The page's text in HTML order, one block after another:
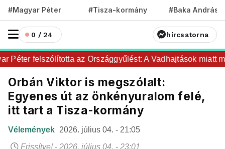
#Magyar Péter #Tisza-kormány #Baka András
0 / 24 hírcsatorna
felszólította az Országgyűlést: A Vadhajtások miatt
Orbán Viktor is megszólalt:
Egyenes út az önkényuralom felé,
itt tart a Tisza-kormány
Vélemények 2026. július 04. - 21:05
Frissítve! - 2026. július 04. - 23:01